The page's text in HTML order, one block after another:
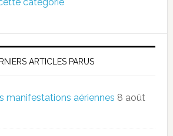
ARTICLES PARUS
manifestations aériennes 8 août